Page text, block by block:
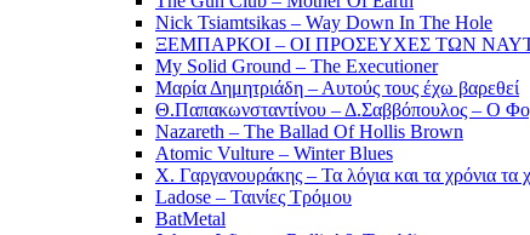
Nick Tsiamtsikas – Way Down In The Hole
ΞΕΜΠΑΡΚΟΙ – ΟΙ ΠΡΟΣΕΥΧΕΣ ΤΩΝ
My Solid Ground – The Executioner
Μαρία Δημητριάδη – Αυτούς τους έχω βαρεθεί
Θ.Παπακωνσταντίνου – Δ.Σαββόπουλος – Ο
Nazareth – The Ballad Of Hollis Brown
Atomic Vulture – Winter Blues
Χ. Γαργανουράκης – Τα λόγια και τα χρόνια τα
Ladose – Ταινίες Τρόμου
BatMetal